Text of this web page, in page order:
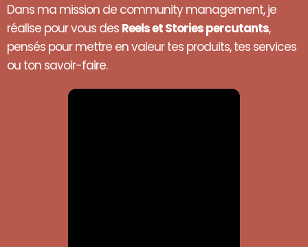
Dans ma mission de community management, je
réalise pour vous des Reels et Stories percutants,
pensés pour mettre en valeur tes produits, tes services
ou ton savoir-faire.